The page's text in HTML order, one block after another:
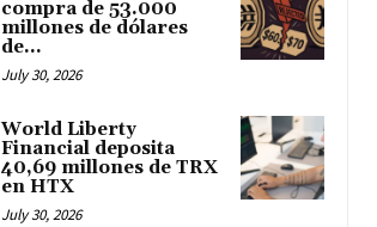
compra de 53.000
millones de dólares
de...
July 30, 2026
World Liberty
Financial deposita
40,69 millones de TRX
en HTX
July 30, 2026